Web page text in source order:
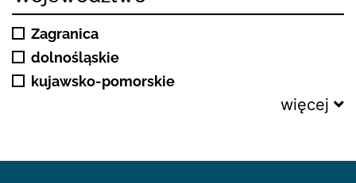
Zagranica
dolnośląskie
kujawsko-pomorskie
więcej